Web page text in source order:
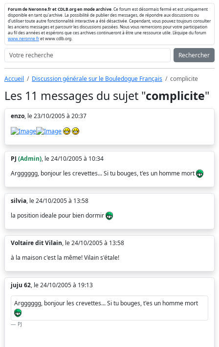
Forum de Neronne.fr et CDLB.org en mode archive . Ce forum est désormais fermé et est uniquement
disponible en tant qu'archive. La possibilité de publier des messages, de répondre aux discussions ou
d'utiliser toute autre fonctionnalité interactive a été désactivée. Cependant, vous pouvez toujours consulter
les anciens messages et parcourir les discussions passées. Nous vous remercions pour votre participation
au fil des années et espérons que ces archives continueront à être une ressource utile. L'équipe du forum
www.neronne.fret www.cdlb.org.
Rechercher
Accueil Discussion générale sur le Bouledogue Français complicite
Les 11 messages du sujet "complicite"
enzo, le 23/10/2005 à 20:37
PJ (Admin), le 24/10/2005 à 10:34
Argggggg, bonjour les crevettes... Si tu bouges, t'es un homme mort
silvia, le 24/10/2005 à 13:58
la position ideale pour bien dormir
Voltaire dit Vilain, le 24/10/2005 à 13:58
à la maison c'est la même! Vilain s'étale!
juju 62, le 24/10/2005 à 19:13
Argggggg, bonjour les crevettes... Si tu bouges, t'es un homme mort
PJ